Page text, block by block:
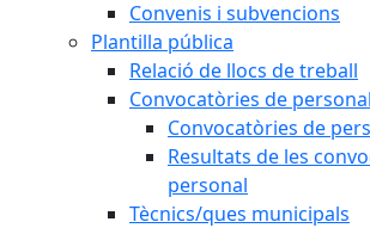
Convenis i subvencions
Plantilla pública
Relació de llocs de treball
Convocatòries de personal
Convocatòries de
Resultats de les
personal
Tècnics/ques municipals